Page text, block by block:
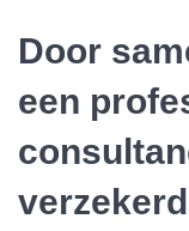
Door
een